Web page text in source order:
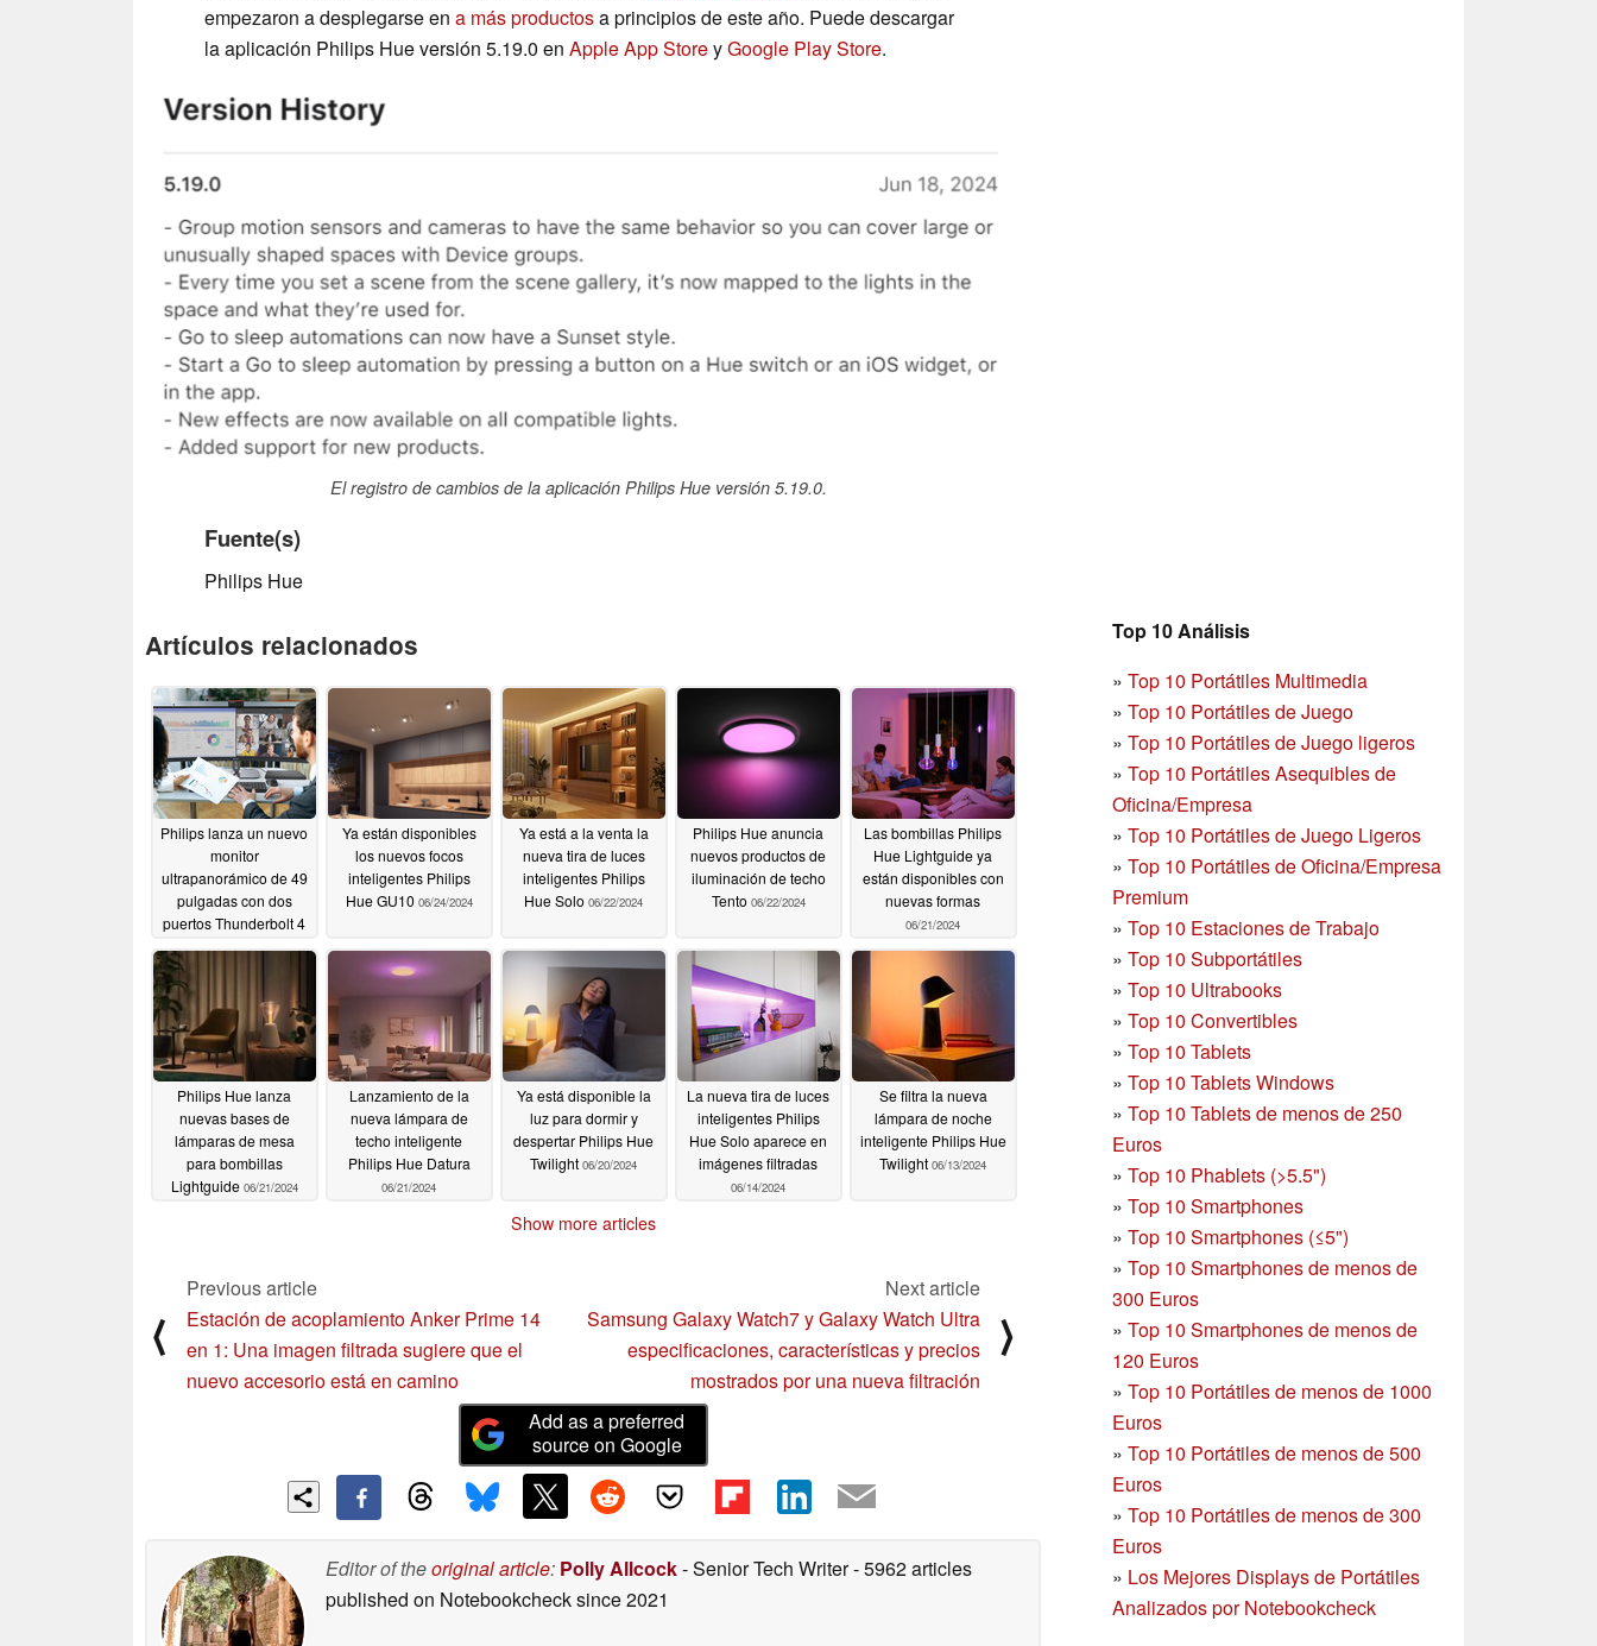
empezaron a desplegarse en a más productosa principios de este año. Puede descargar
la aplicación Philips Hue versión 5.19.0 en Apple App StoreyGoogle Play Store.
El registro de cambios de la aplicación Philips Hue versión 5.19.0.
Fuente(s)
Philips Hue
Top 10 Análisis
» Top 10 Portátiles Multimedia
» Top 10 Portátiles de Juego
» Top 10 Portátiles de Juego ligeros
» Top 10 Portátiles Asequibles de
Oficina/Empresa
» Top 10 Portátiles de Juego Ligeros
» Top 10 Portátiles de Oficina/Empresa
Premium
» Top 10 Estaciones de Trabajo
» Top 10 Subportátiles
» Top 10 Ultrabooks
» Top 10 Convertibles
» Top 10 Tablets
» Top 10 Tablets Windows
» Top 10 Tablets de menos de 250
Euros
» Top 10 Phablets (>5.5")
» Top 10 Smartphones
» Top 10 Smartphones (≤5")
» Top 10 Smartphones de menos de
300 Euros
» Top 10 Smartphonesde menos de
120 Euros
» Top 10 Portátiles de menos de 1000
Euros
» Top 10 Portátiles de menos de 500
Euros
» Top 10 Portátiles de menos de 300
Euros
» Los Mejores Displays de Portátiles
Analizados por Notebookcheck
Artículos relacionados
Philips lanza un nuevo
monitor
ultrapanorámico de 49
pulgadas con dos
puertos Thunderbolt 4
06/26/2024
Ya están disponibles
los nuevos focos
inteligentes Philips
Hue GU10 06/24/2024
Ya está a la venta la
nueva tira de luces
inteligentes Philips
Hue Solo 06/22/2024
Philips Hue anuncia
nuevos productos de
iluminación de techo
Tento 06/22/2024
Las bombillas Philips
Hue Lightguide ya
están disponibles con
nuevas formas
06/21/2024
Philips Hue lanza
nuevas bases de
lámparas de mesa
para bombillas
Lightguide 06/21/2024
Lanzamiento de la
nueva lámpara de
techo inteligente
Philips Hue Datura
06/21/2024
Ya está disponible la
luz para dormir y
despertar Philips Hue
Twilight 06/20/2024
La nueva tira de luces
inteligentes Philips
Hue Solo aparece en
imágenes filtradas
06/14/2024
Se filtra la nueva
lámpara de noche
inteligente Philips Hue
Twilight 06/13/2024
Show more articles
⟨
Previous article
Estación de acoplamiento Anker Prime 14
en 1: Una imagen filtrada sugiere que el
nuevo accesorio está en camino
Next article
Samsung Galaxy Watch7 y Galaxy Watch Ultra
especificaciones, características y precios
mostrados por una nueva filtración
⟩
Add as a preferred
source on Google
Editor of theoriginal article: Polly Allcock- Senior Tech Writer- 5962 articles
published on Notebookchecksince 2021